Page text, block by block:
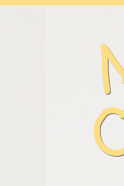
Panneau de gestion des